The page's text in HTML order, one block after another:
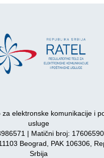
za elektronske komunikacije i
usluge
| Matični broj: 17606590
Beograd, PAK 106306,
Srbija